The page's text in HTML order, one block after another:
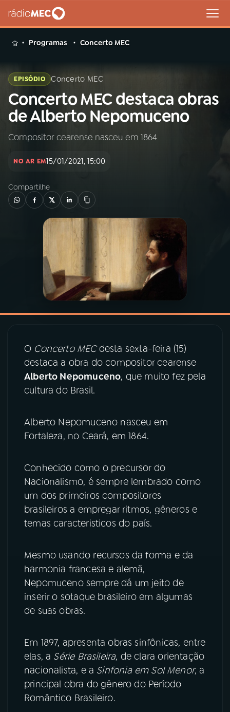
MENU
Buscar
na
Rádio
MEC
Buscar
01INÍCIO
A RÁDIO
PROGRAMAÇÃO
PROGRAMAS
VIDEOCASTS
07ÚLTIMAS
08PRÊMIO RÁDIO MEC
YouTube Facebook
Instagram X
Programas Concerto MEC
EPISÓDIO Concerto MEC
Concerto MEC destaca obras
de Alberto Nepomuceno
Compositor cearense nasceu em 1864
NO AR EM15/01/2021, 15:00
Compartilhe
O Concerto MECdesta sexta-feira (15)
destaca a obra do compositor cearense
Alberto Nepomuceno, que muito fez pela
cultura do Brasil.
Alberto Nepomuceno nasceu em
Fortaleza, no Ceará, em 1864.
Conhecido como o precursor do
Nacionalismo, é sempre lembrado como
um dos primeiros compositores
brasileiros a empregar ritmos, gêneros e
temas caracteristicos do país.
Mesmo usando recursos da forma e da
harmonia francesa e alemã,
Nepomuceno sempre dá um jeito de
inserir o sotaque brasileiro em algumas
de suas obras.
Em 1897, apresenta obras sinfônicas, entre
elas, a Série Brasileira, de clara orientação
nacionalista, e a Sinfonia em Sol Menor, a
principal obra do gênero do Período
Romântico Brasileiro.